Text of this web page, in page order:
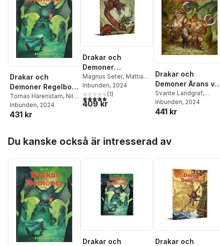
Drakar och
Demoner Regelbok
Standardutgåva
Tomas Härenstam, Nils
Karlén
Inbunden, 2024
431 kr
Drakar och
Demoner
Monsterboken
Standardutgåva
Magnus Seter, Mattias
Johnsson Haake
Andreas Marklund
Tomas Härenstam
Inbunden, 2024
5,0utav 5 stjärnor. Totalt antal röster:
(1)
409 kr
Drakar och
Demoner Ärans
Standardutgåva
Svante Landgraf,
Mattias Johnsson
Haake,
Inbunden, 2024
441 kr
Du kanske också är intresserad av
Drakar och
Drakar och